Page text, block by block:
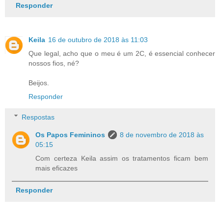
Responder
Keila 16 de outubro de 2018 às 11:03
Que legal, acho que o meu é um 2C, é essencial conhecer
nossos fios, né?
Beijos.
Responder
Respostas
Os Papos Femininos
8 de novembro de 2018 às
05:15
Com certeza Keila assim os tratamentos ficam bem
mais eficazes
Responder